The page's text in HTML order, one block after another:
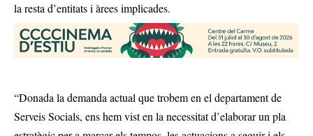
la resta d’entitats i àrees implicades.
“Donada la demanda actual que trobem en el departament de
Serveis Socials, ens hem vist en la necessitat d’elaborar un pla